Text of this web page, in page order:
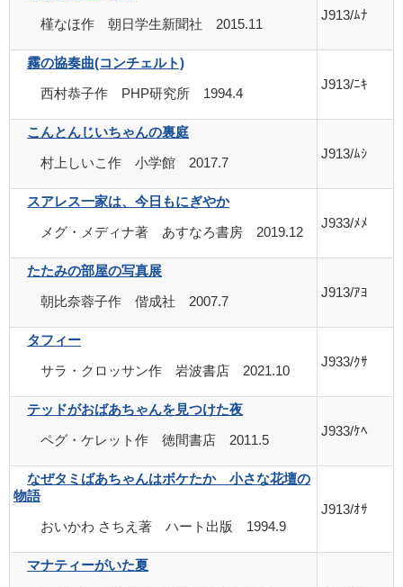
槿なほ作 朝日学生新聞社 2015.11
J913/ﾑﾅ
霧の協奏曲(コンチェルト)
西村恭子作 PHP研究所 1994.4
J913/ﾆｷ
こんとんじいちゃんの裏庭
村上しいこ作 小学館 2017.7
J913/ﾑｼ
スアレス一家は、今日もにぎやか
メグ・メディナ著 あすなろ書房 2019.12
J933/ﾒﾒ
たたみの部屋の写真展
朝比奈蓉子作 偕成社 2007.7
J913/ｱﾖ
タフィー
サラ・クロッサン作 岩波書店 2021.10
J933/ｸｻ
テッドがおばあちゃんを見つけた夜
ペグ・ケレット作 徳間書店 2011.5
J933/ｹﾍ
なぜタミばあちゃんはボケたか 小さな花壇の
物語
おいかわ さちえ著 ハート出版 1994.9
J913/ｵｻ
マナティーがいた夏